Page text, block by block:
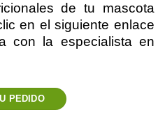
de tu mascota
en el siguiente enlace
con la especialista en
PEDIDO